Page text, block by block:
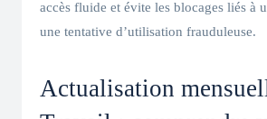
accès fluide et évite les blocages liés à
une tentative d’utilisation frauduleuse.
Actualisation